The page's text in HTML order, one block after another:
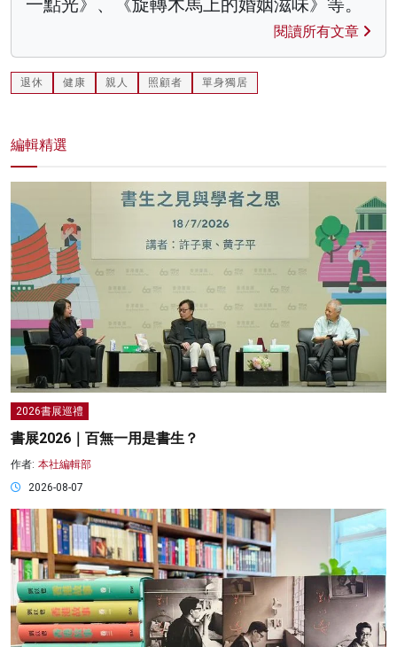
閱讀所有文章
退休 健康 親人 照顧者 單身獨居
編輯精選
2026書展巡禮
書展2026｜百無一用是書生？
作者: 本社編輯部
2026-08-07